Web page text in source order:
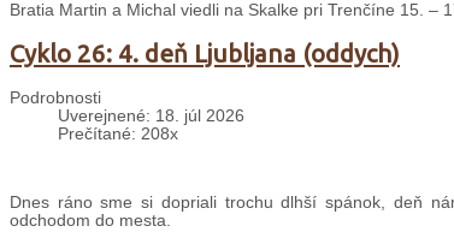
Bratia Martin a Michal viedli na Skalke pri Trenčíne 15. –
Cyklo 26: 4. deň Ljubljana (oddych)
Podrobnosti
Uverejnené: 18. júl 2026
Prečítané: 208x
Dnes ráno sme si dopriali trochu dlhší spánok, deň
odchodom do mesta.